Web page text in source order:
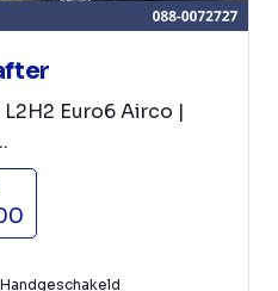
Euro6 Airco |
Handgeschakeld